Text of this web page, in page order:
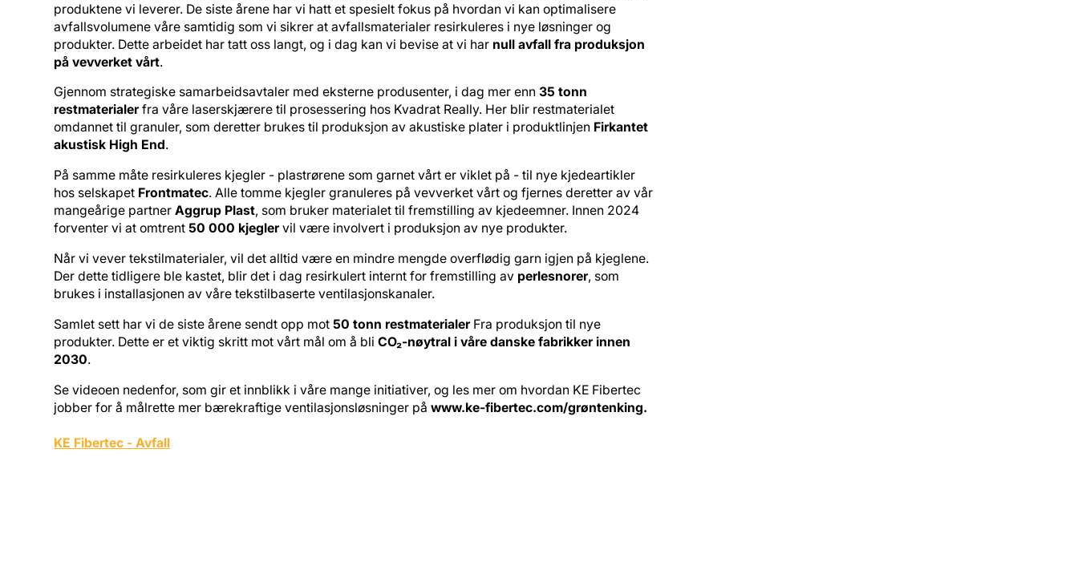
produktene vi leverer. De siste årene har vi hatt et spesielt fokus på hvordan vi kan optimalisere
avfallsvolumene våre samtidig som vi sikrer at avfallsmaterialer resirkuleres i nye løsninger og
produkter. Dette arbeidet har tatt oss langt, og i dag kan vi bevise at vi har null avfall fra produksjon
på vevverket vårt.
Gjennom strategiske samarbeidsavtaler med eksterne produsenter, i dag mer enn35 tonn
restmaterialerfra våre laserskjærere til prosessering hos Kvadrat Really. Her blir restmaterialet
omdannet til granuler, som deretter brukes til produksjon av akustiske plater i produktlinjen Firkantet
akustisk High End.
På samme måte resirkuleres kjegler - plastrørene som garnet vårt er viklet på - til nye kjedeartikler
hos selskapet Frontmatec. Alle tomme kjegler granuleres på vevverket vårt og fjernes deretter av vår
mangeårige partnerAggrup Plast, som bruker materialet til fremstilling av kjedeemner. Innen 2024
forventer vi at omtrent50 000 kjeglervil være involvert i produksjon av nye produkter.
Når vi vever tekstilmaterialer, vil det alltid være en mindre mengde overflødig garn igjen på kjeglene.
Der dette tidligere ble kastet, blir det i dag resirkulert internt for fremstilling av perlesnorer, som
brukes i installasjonen av våre tekstilbaserte ventilasjonskanaler.
Samlet sett har vi de siste årene sendt opp mot50 tonn restmaterialerFra produksjon til nye
produkter. Dette er et viktig skritt mot vårt mål om å bliCO₂-nøytral i våre danske fabrikker innen
2030.
Se videoen nedenfor, som gir et innblikk i våre mange initiativer, og les mer om hvordan KE Fibertec
jobber for å målrette mer bærekraftige ventilasjonsløsninger påwww.ke-fibertec.com/grøntenking.
KE Fibertec - Avfall